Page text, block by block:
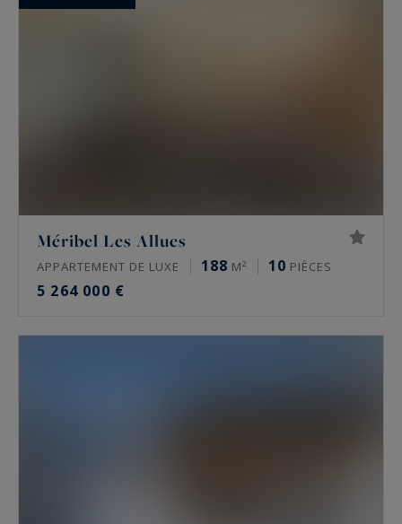
Méribel Les Allues
APPARTEMENT DE LUXE 188 M² 10 PIÈCES
5 264 000 €